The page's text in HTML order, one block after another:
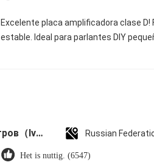
Excelente placa amplificadora clase
estable. Ideal para parlantes DIY
Иван Петров（Ivan Petrov） Russian
Het is nuttig. (6547)